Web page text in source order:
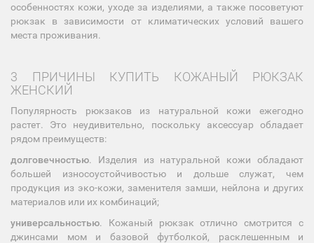
особенностях кожи, уходе за изделиями, а также посоветуют
рюкзак в зависимости от климатических условий вашего
места проживания.
3 ПРИЧИНЫ КУПИТЬ КОЖАНЫЙ РЮКЗАК
ЖЕНСКИЙ
Популярность рюкзаков из натуральной кожи ежегодно
растет. Это неудивительно, поскольку аксессуар обладает
рядом преимуществ:
долговечностью. Изделия из натуральной кожи обладают
большей износоустойчивостью и дольше служат, чем
продукция из эко-кожи, заменителя замши, нейлона и других
материалов или их комбинаций;
универсальностью. Кожаный рюкзак отлично смотрится с
джинсами мом и базовой футболкой, расклешенным и